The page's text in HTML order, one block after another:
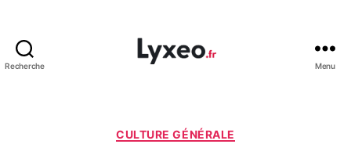
Recherche Menu
Catégories
CULTURE GÉNÉRALE